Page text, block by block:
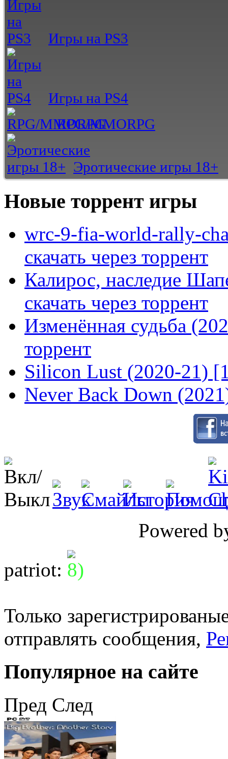
Игры на PS3
Игры на PS4
RPG/MMORPG
Эротические игры 18+
Новые торрент игры
wrc-9-fia-world-rally-
скачать через торрент
Калирос, наследие
скачать через торрент
Изменённая судьба
торрент
Silicon Lust (2020-21)
Never Back Down
Powered
patriot:
Только
отправлять сообщения,
Популярное на сайте
Пред След